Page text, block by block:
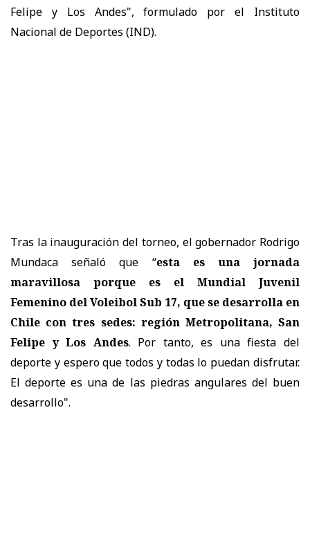
Felipe y Los Andes", formulado por el Instituto
Nacional de Deportes (IND).
Tras la inauguración del torneo, el gobernador Rodrigo
Mundaca señaló que “esta es una jornada
maravillosa porque es el Mundial Juvenil
Femenino del Voleibol Sub 17, que se desarrolla en
Chile con tres sedes: región Metropolitana, San
Felipe y Los Andes. Por tanto, es una fiesta del
deporte y espero que todos y todas lo puedan disfrutar.
El deporte es una de las piedras angulares del buen
desarrollo".